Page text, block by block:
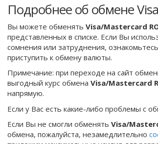
Подробнее об обмене
Вы можете обменять Visa/Mastercard
представленных в списке. Если Вы
сомнения или затруднения,
приступить к обмену валюты.
Примечание: при переходе на сайт
выгодный курс обмена Visa/Mastercard
напрямую.
Если у Вас есть какие-либо проблемы с
Если Вы не смогли обменять Visa/
обмена, пожалуйста, незамедлительно